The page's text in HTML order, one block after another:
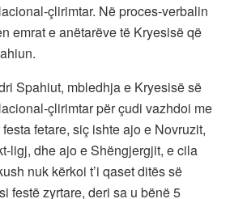
çlirimtar. Në proces-verbalin
emrat e anëtarëve të Kryesisë që
Spahiut, mbledhja e Kryesisë së
çlirimtar për çudi vazhdoi me
fetare, siç ishte ajo e Novruzit,
ligj, dhe ajo e Shëngjergjit, e cila
nuk kërkoi t’i qaset ditës së
festë zyrtare, deri sa u bënë 5